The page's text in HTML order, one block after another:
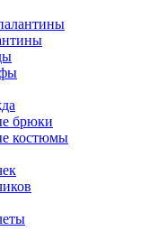
брюки
костюмы